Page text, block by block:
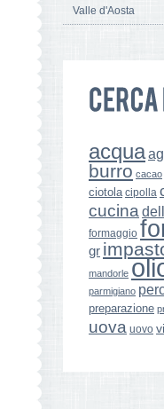
Valle d'Aosta
acqua
burro cacao
ciotola cipolla
cucina dell
formaggio
gr
mandorle
parmigiano
preparazione
uova uovo